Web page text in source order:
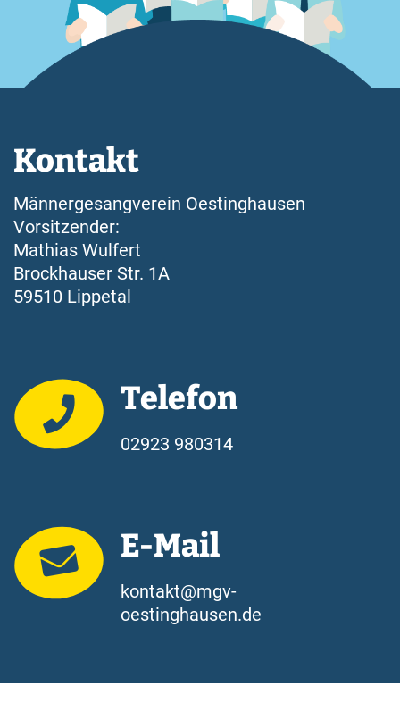
Kontakt
Männergesangverein Oestinghausen
Vorsitzender:
Mathias Wulfert
Brockhauser Str. 1A
59510 Lippetal
Telefon
02923 980314
E-Mail
kontakt@mgv-
oestinghausen.de